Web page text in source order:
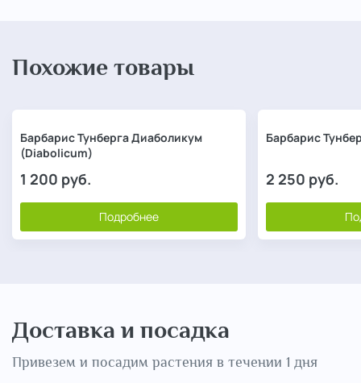
Похожие товары
Барбарис Тунберга Диаболикум
(Diabolicum)
1 200 руб.
Подробнее
Барбарис
2 250 руб.
Доставка и посадка
Привезем и посадим растения в течении 1 дня